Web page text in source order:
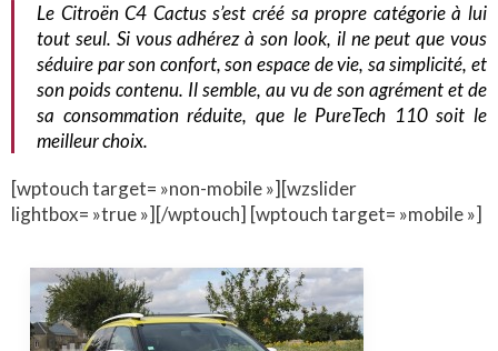
Le Citroën C4 Cactus s’est créé sa propre catégorie à lui
tout seul. Si vous adhérez à son look, il ne peut que vous
séduire par son confort, son espace de vie, sa simplicité, et
son poids contenu. Il semble, au vu de son agrément et de
sa consommation réduite, que le PureTech 110 soit le
meilleur choix.
[wptouch target= »non-mobile »][wzslider
lightbox= »true »][/wptouch] [wptouch target= »mobile »]